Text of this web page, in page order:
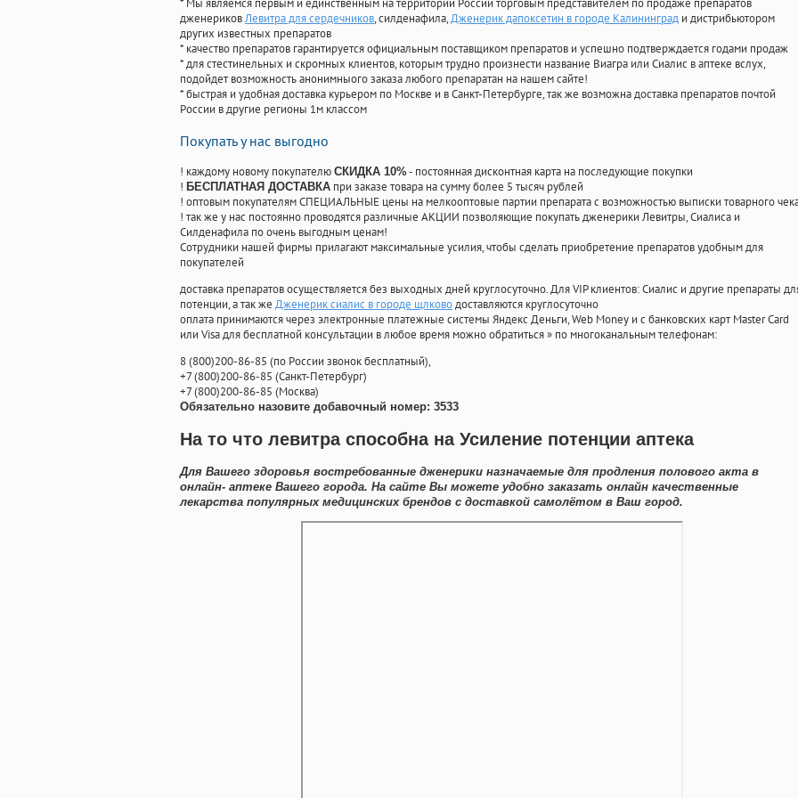
* Мы являемся первым и единственным на территории России торговым представителем по продаже препаратов
дженериковЛевитра для сердечников, силденафила,Дженерик дапоксетин в городе Калининград и дистрибьютором
других известных препаратов
* качество препаратов гарантируется официальным поставщиком препаратов и успешно подтверждается годами продаж
* для стестинельных и скромных клиентов, которым трудно произнести название Виагра или Сиалис в аптеке вслух,
подойдет возможность анонимныого заказа любого препаратан на нашем сайте!
* быстрая и удобная доставка курьером по Москве и в Санкт-Петербурге, так же возможна доставка препаратов почтой
России в другие регионы 1м классом
Покупать у нас выгодно
! каждому новому покупателю СКИДКА 10%- постоянная дисконтная карта на последующие покупки
! БЕСПЛАТНАЯ ДОСТАВКА при заказе товара на сумму более 5 тысяч рублей
! оптовым покупателям СПЕЦИАЛЬНЫЕ цены на мелкооптовые партии препарата с возможностью выписки товарного
! так же у нас постоянно проводятся различные АКЦИИ позволяющие покупать дженерики Левитры, Сиалиса и
Силденафила по очень выгодным ценам!
Cотрудники нашей фирмы прилагают максимальные усилия, чтобы сделать приобретение препаратов удобным для
покупателей
доставка препаратов осуществляется без выходных дней круглосуточно. Для VIP клиентов: Сиалис и другие препараты
потенции, а так же Дженерик сиалис в городе щлководоставляются круглосуточно
оплата принимаются через электронные платежные системы Яндекс Деньги, Web Money и с банковских карт Master Card
или Visa для бесплатной консультации в любое время можно обратиться» по многоканальным телефонам:
8(800)200-86-85 (по России звонок бесплатный),
+7(800)200-86-85 (Санкт-Петербург)
+7(800)200-86-85 (Москва)
Обязательно назовите добавочный номер: 3533
На то что левитра способна на Усиление потенции аптека
Для Вашего здоровья востребованные дженерики назначаемые для продления полового акта в
онлайн- аптеке Вашего города. На сайте Вы можете удобно заказать онлайн качественные
лекарства популярных медицинских брендов с доставкой самолётом в Ваш город.